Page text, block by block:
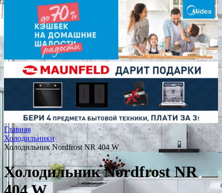
Главная
Холодильники
Холодильник Nordfrost NR 404 W
Холодильник Nordfrost NR